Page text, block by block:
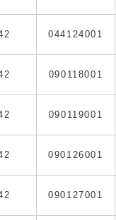
044124001
090118001
090119001
090126001
090127001